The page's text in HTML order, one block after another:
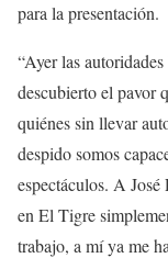
para la presentación.
“Ayer las
descubierto el pavor
quiénes sin llevar
despido somos
espectáculos. A
en El Tigre
trabajo, a mí ya me